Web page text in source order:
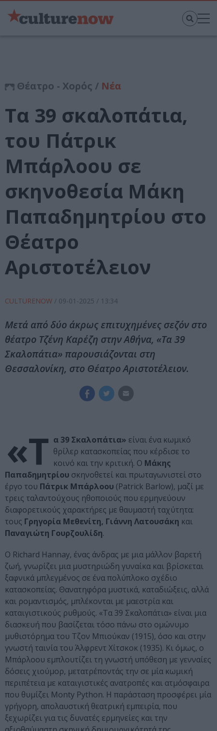
Θέατρο - Χορός / Νέα
Τα 39 σκαλοπάτια,
του Πάτρικ
Μπάρλοου σε
σκηνοθεσία Μάκη
Παπαδημητρίου στο
Θέατρο
Αριστοτέλειον
CULTURENOW / 09-01-2025 / 13:34
Μετά από δύο άκρως επιτυχημένες σεζόν στο
θέατρο Τζένη Καρέζη στην Αθήνα, «Τα 39
Σκαλοπάτια» παρουσιάζονται στη
Θεσσαλονίκη, στο Θέατρο Αριστοτέλειον.
«Τ α 39 Σκαλοπάτια» είναι ένα κωμικό
θρίλερ κατασκοπείας που κέρδισε το
κοινό και την κριτική. Ο Μάκης
Παπαδημητρίου σκηνοθετεί και πρωταγωνιστεί στο
έργο του Πάτρικ Μπάρλοου (Patrick Barlow), μαζί με
τρεις ταλαντούχους ηθοποιούς που ερμηνεύουν
διαφορετικούς χαρακτήρες με θαυμαστή ταχύτητα:
τους Γρηγορία Μεθενίτη, Γιάννη Λατουσάκη και
Παναγιώτη Γουρζουλίδη.
Ο Richard Hannay, ένας άνδρας με μια μάλλον βαρετή
ζωή, γνωρίζει μια μυστηριώδη γυναίκα και βρίσκεται
ξαφνικά μπλεγμένος σε ένα πολύπλοκο σχέδιο
κατασκοπείας. Θανατηφόρα μυστικά, καταδιώξεις, αλλά
και ρομαντισμός, μπλέκονται με μαεστρία και
καταιγιστικούς ρυθμούς. «Τα 39 Σκαλοπάτια» είναι μια
διασκευή που βασίζεται τόσο πάνω στο ομώνυμο
μυθιστόρημα του Τζον Μπιούκαν (1915), όσο και στην
γνωστή ταινία του Άλφρεντ Χίτσκοκ (1935). Κι όμως, ο
Μπάρλοου εμπλουτίζει τη γνωστή υπόθεση με γενναίες
δόσεις χιούμορ, μετατρέποντάς την σε μία κωμική
περιπέτεια με καταιγιστικές ανατροπές και ατμόσφαιρα
που θυμίζει Monty Python. Η παράσταση προσφέρει μία
γρήγορη, απολαυστική θεατρική εμπειρία, που
ξεχωρίζει για τις δυνατές ερμηνείες και την